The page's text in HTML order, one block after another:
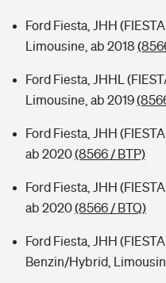
Ford Fiesta, JHH
Limousine, ab 2018
Ford Fiesta, JHHL
Limousine, ab 2019
Ford Fiesta, JHH
ab 2020(8566 / BTP)
Ford Fiesta, JHH
ab 2020(8566 / BTQ)
Ford Fiesta, JHH
Benzin/Hybrid,